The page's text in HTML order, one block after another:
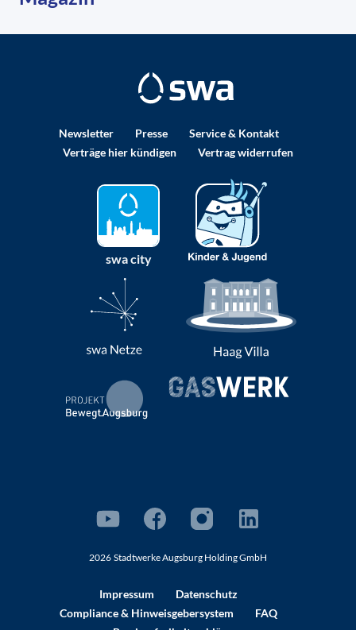
Newsletter Presse
Service & Kontakt
Verträge hier kündigen
Vertrag widerrufen
swa city
2026 Stadtwerke Augsburg Holding GmbH
Impressum
Datenschutz
Compliance& Hinweisgebersystem
FAQ